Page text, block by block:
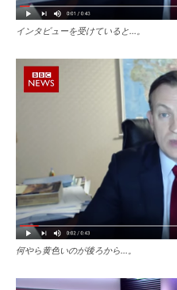
インタビューを受けていると…。
何やら黄色いのが後ろから…。